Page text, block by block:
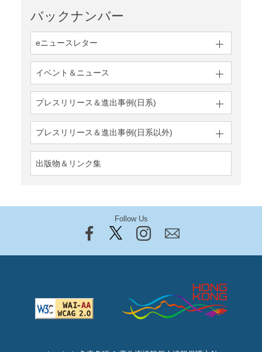
バックナンバー
eニュースレター
イベント＆ニュース
プレスリリース＆進出事例(日系)
プレスリリース＆進出事例(日系以外)
出版物＆リンク集
Follow Us